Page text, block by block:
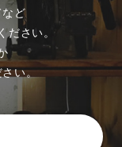
など
ださい。
さい。